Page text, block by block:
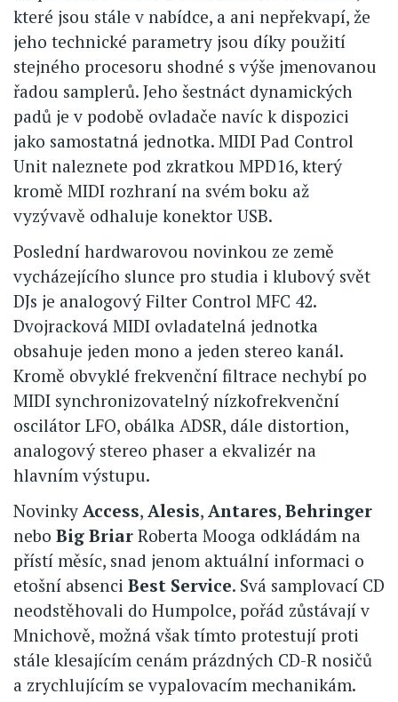
které jsou stále v nabídce, a ani nepřekvapí, že
jeho technické parametry jsou díky použití
stejného procesoru shodné s výše jmenovanou
řadou samplerů. Jeho šestnáct dynamických
padů je v podobě ovladače navíc k dispozici
jako samostatná jednotka. MIDI Pad Control
Unit naleznete pod zkratkou MPD16, který
kromě MIDI rozhraní na svém boku až
vyzývavě odhaluje konektor USB.
Poslední hardwarovou novinkou ze země
vycházejícího slunce pro studia i klubový svět
DJs je analogový Filter Control MFC 42.
Dvojracková MIDI ovladatelná jednotka
obsahuje jeden mono a jeden stereo kanál.
Kromě obvyklé frekvenční filtrace nechybí po
MIDI synchronizovatelný nízkofrekvenční
oscilátor LFO, obálka ADSR, dále distortion,
analogový stereo phaser a ekvalizér na
hlavním výstupu.
Novinky Access, Alesis, Antares, Behringer
nebo Big Briar Roberta Mooga odkládám na
přístí měsíc, snad jenom aktuální informaci o
etošní absenci Best Service. Svá samplovací CD
neodstěhovali do Humpolce, pořád zůstávají v
Mnichově, možná však tímto protestují proti
stále klesajícím cenám prázdných CD-R nosičů
a zrychlujícím se vypalovacím mechanikám.